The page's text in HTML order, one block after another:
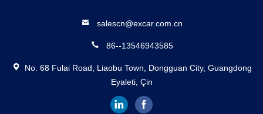
salescn@excar.com.cn
86--13546943585
No. 68 Fulai Road, Liaobu Town, Dongguan City, Guangdong
Eyaleti, Çin